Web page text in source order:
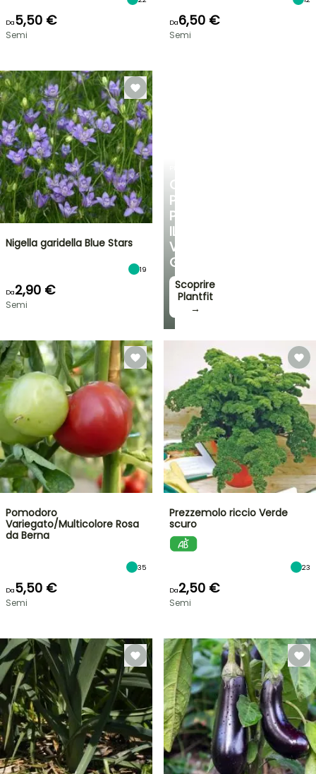
CONSIGLI
PERSONALIZZATI
PER
IL
VOSTRO
GIARDINO
Scoprire
Plantfit
→
Da5,50 €
Semi
Da6,50 €
Semi
Nigella garidella Blue Stars
19
Da2,90 €
Semi
Pomodoro
Variegato/Multicolore Rosa
da Berna
35
Da5,50 €
Semi
Prezzemolo riccio Verde
scuro
23
Da2,50 €
Semi